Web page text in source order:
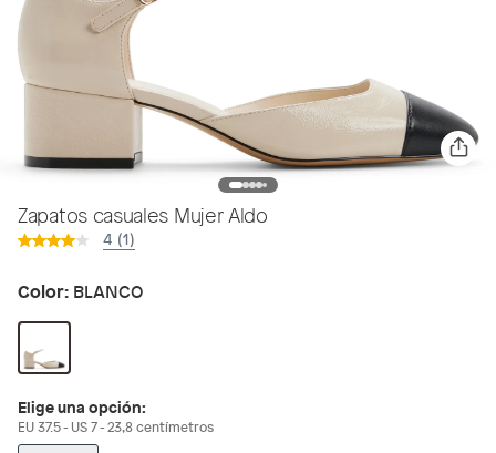
Zapatos casuales Mujer Aldo
4 (1)
Color: BLANCO
Elige una opción:
EU 37.5 - US 7 - 23,8 centímetros